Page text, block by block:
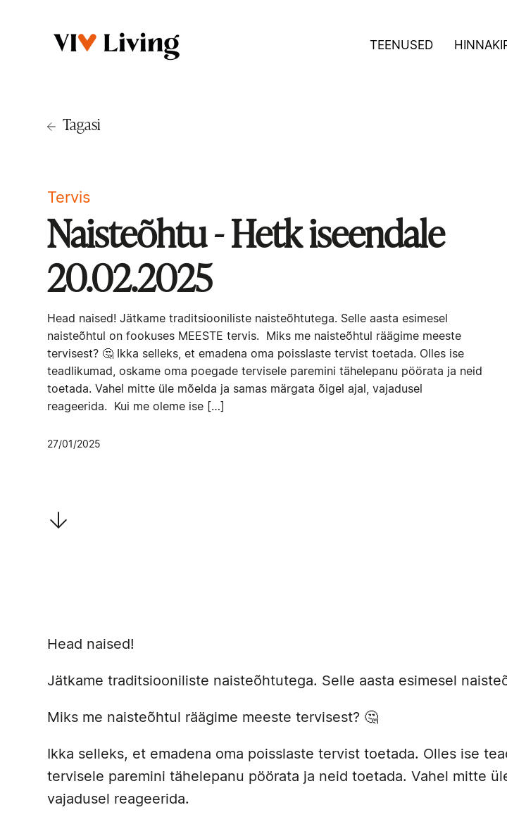
TEENUSED
Tagasi
Tervis
Naisteõhtu - Hetk iseendale
20.02.2025
Head naised! Jätkame traditsiooniliste naisteõhtutega. Selle aasta esimesel
naisteõhtul on fookuses MEESTE tervis. Miks me naisteõhtul räägime meeste
tervisest? 🤔 Ikka selleks, et emadena oma poisslaste tervist toetada. Olles ise
teadlikumad, oskame oma poegade tervisele paremini tähelepanu pöörata ja neid
toetada. Vahel mitte üle mõelda ja samas märgata õigel ajal, vajadusel
reageerida. Kui me oleme ise […]
27/01/2025
Head naised!
Jätkame traditsiooniliste naisteõhtutega. Selle aasta esimesel
Miks me naisteõhtul räägime meeste tervisest? 🤔
Ikka selleks, et emadena oma poisslaste tervist toetada. Olles ise
tervisele paremini tähelepanu pöörata ja neid toetada. Vahel mitte
vajadusel reageerida.